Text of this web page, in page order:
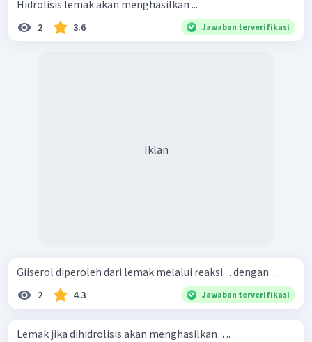
Hidrolisis lemak akan menghasilkan ...
2 3.6 Jawaban terverifikasi
Iklan
Giiserol diperoleh dari lemak melalui reaksi ... dengan ...
2 4.3 Jawaban terverifikasi
Lemak jika dihidrolisis akan menghasilkan….